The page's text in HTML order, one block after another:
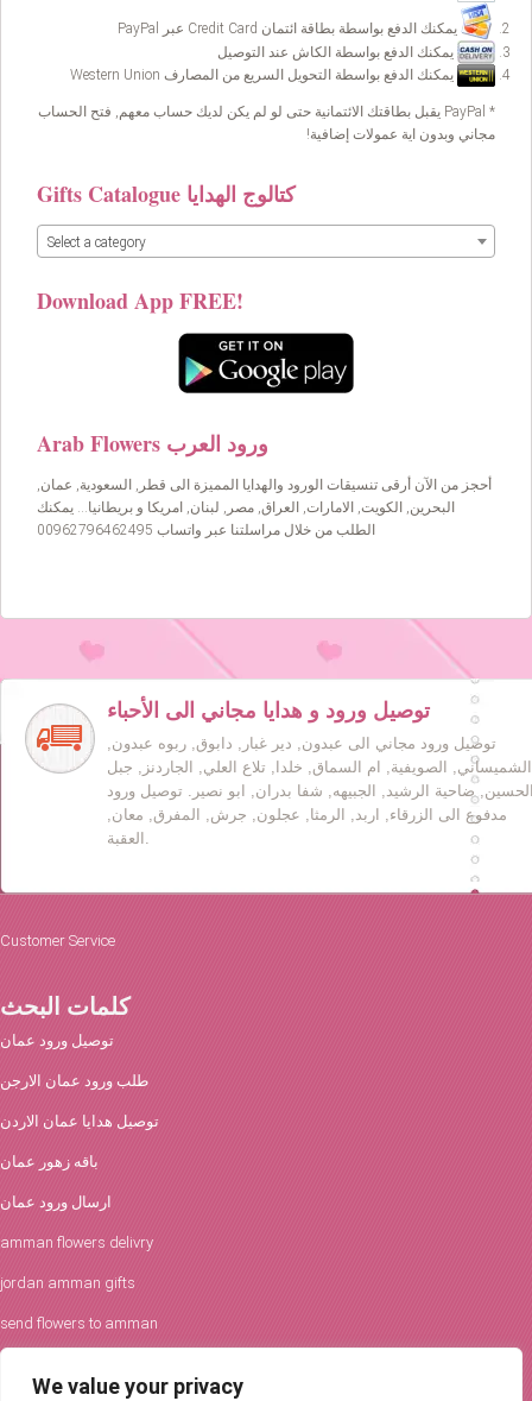
We value your privacy
يمكنك الدفع بواسطة بطاقة ائتمان Credit Card عبر PayPal
يمكنك الدفع بواسطة الكاش عند التوصيل
يمكنك الدفع بواسطة التحويل السريع من المصارف Western Union
* PayPal يقبل بطاقتك الائتمانية حتى لو لم يكن لديك حساب معهم, فتح الحساب
مجاني وبدون اية عمولات إضافية!
Gifts Catalogue كتالوج الهدايا
Select a category
Download App FREE!
Arab Flowers ورود العرب
أحجز من الآن أرقى تنسيقات الورود والهدايا المميزة الى قطر, السعودية, عمان,
البحرين, الكويت, الامارات, العراق, مصر, لبنان, امريكا و بريطانيا… يمكنك
الطلب من خلال مراسلتنا عبر واتساب 00962796462495
توصيل ورود و هدايا مجاني الى الأحباء
توصيل ورود مجاني الى عبدون, دير غبار, دابوق, ربوه عبدون,
الشميساني, الصويفية, ام السماق, خلدا, تلاع العلي, الجاردنز, جبل
ضاحية الرشيد, الجبيهه, شفا بدران, ابو نصير. توصيل ورود
مدفوع الى الزرقاء, اربد, الرمثا, عجلون, جرش, المفرق, معان,
Customer Service
كلمات البحث
توصيل ورود عمان
طلب ورود عمان الارجن
توصيل هدايا عمان الاردن
باقه زهور عمان
ارسال ورود عمان
amman flowers delivry
jordan amman gifts
send flowers to amman
افكار الورود والحفلات